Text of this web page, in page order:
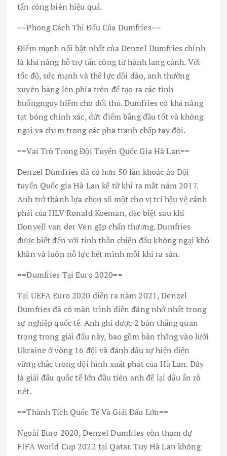
tấn công biên hiệu quả.
==Phong Cách Thi Đấu Của Dumfries==
Điểm mạnh nổi bật nhất của Denzel Dumfries chính
là khả năng hỗ trợ tấn công từ hành lang cánh. Với
tốc độ, sức mạnh và thể lực dồi dào, anh thường
xuyên băng lên phía trên để tạo ra các tình
huốngnguy hiểm cho đối thủ. Dumfries có khả năng
tạt bóng chính xác, dứt điểm bằng đầu tốt và không
ngại va chạm trong các pha tranh chấp tay đôi.
==Vai Trò Trong Đội Tuyển Quốc Gia Hà Lan==
Denzel Dumfries đã có hơn 50 lần khoác áo Đội
tuyển Quốc gia Hà Lan kể từ khi ra mắt năm 2017.
Anh trở thành lựa chọn số một cho vị trí hậu vệ cánh
phải của HLV Ronald Koeman, đặc biệt sau khi
Donyell van der Ven gặp chấn thương. Dumfries
được biết đến với tinh thần chiến đấu không ngại khó
khăn và luôn nỗ lực hết mình mỗi khi ra sân.
==Dumfries Tại Euro 2020==
Tại UEFA Euro 2020 diễn ra năm 2021, Denzel
Dumfries đã có màn trình diễn đáng nhớ nhất trong
sự nghiệp quốc tế. Anh ghi được 2 bàn thắng quan
trọng trong giải đấu này, bao gồm bàn thắng vào lưới
Ukraine ở vòng 16 đội và đánh dấu sự hiện diện
vững chắc trong đội hình xuất phát của Hà Lan. Đây
là giải đấu quốc tế lớn đầu tiên anh để lại dấu ấn rõ
nét.
==Thành Tích Quốc Tế Và Giải Đấu Lớn==
Ngoài Euro 2020, Denzel Dumfries còn tham dự
FIFA World Cup 2022 tại Qatar. Tuy Hà Lan không